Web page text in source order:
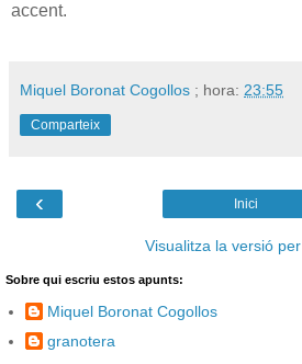
accent.
Miquel Boronat Cogollos ; hora: 23:55
Comparteix
‹ Inici
Visualitza la versió
Sobre qui escriu estos apunts:
Miquel Boronat Cogollos
granotera